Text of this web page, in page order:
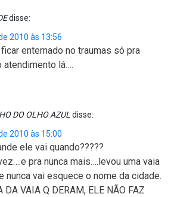
disse:
2010 às 13:56
enternado no traumas só pra
atendimento lá….
DO OLHO AZUL disse:
2010 às 15:00
ele vai quando?????
pra nunca mais….levou uma vaia
nunca vai esquece o nome da cidade.
DA VAIA Q DERAM, ELE NÃO FAZ